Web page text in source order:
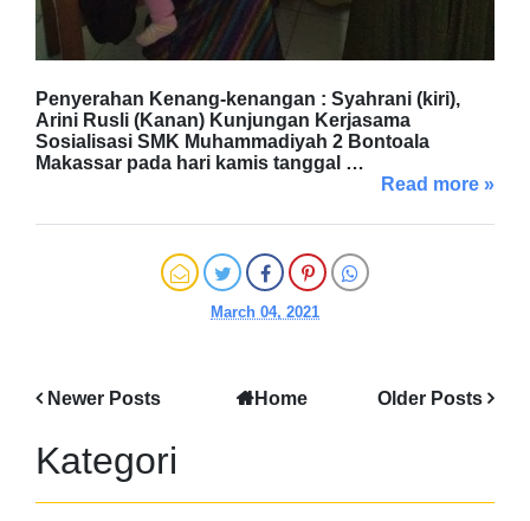
Penyerahan Kenang-kenangan : Syahrani (kiri),
Arini Rusli (Kanan) Kunjungan Kerjasama
Sosialisasi SMK Muhammadiyah 2 Bontoala
Makassar pada hari kamis tanggal …
Read more »
March 04, 2021
Newer Posts Older Posts
Home
Kategori